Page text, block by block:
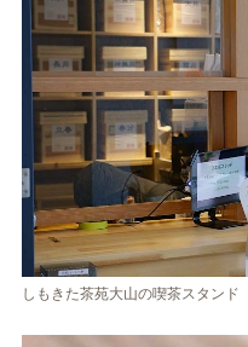
しもきた茶苑大山の喫茶スタンド